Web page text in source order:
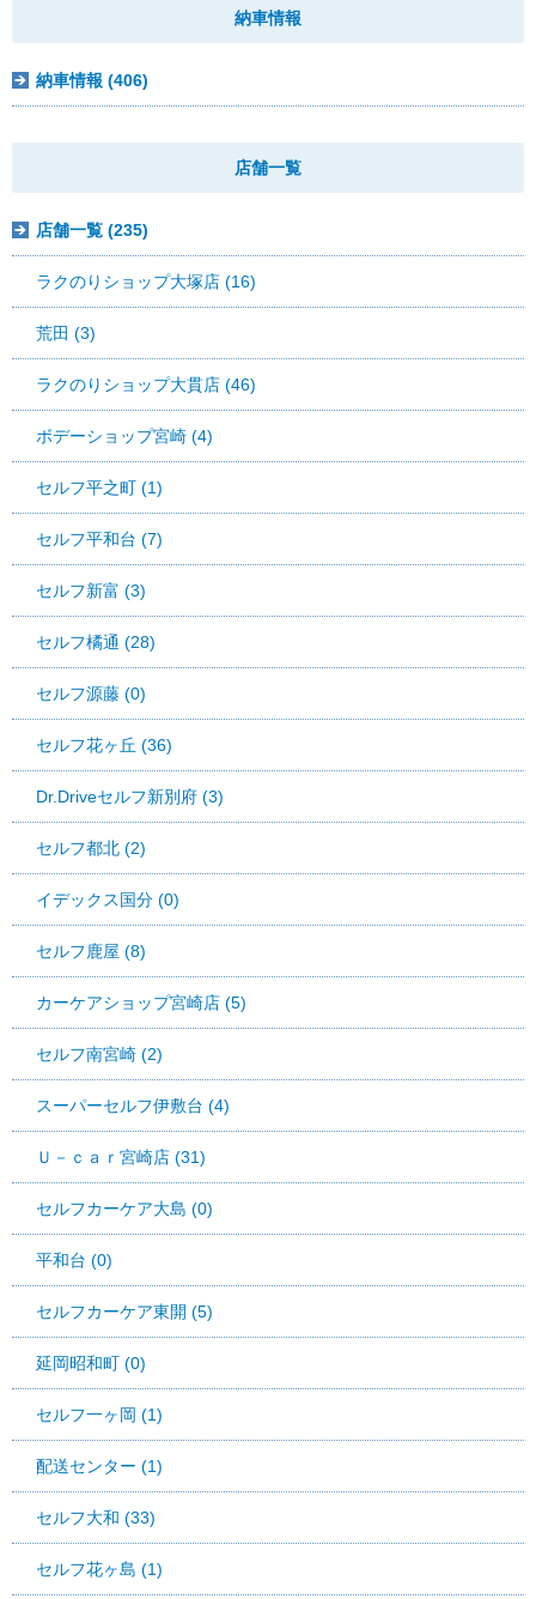
納車情報
納車情報 (406)
店舗一覧
店舗一覧 (235)
ラクのりショップ大塚店 (16)
荒田 (3)
ラクのりショップ大貫店 (46)
ボデーショップ宮崎 (4)
セルフ平之町 (1)
セルフ平和台 (7)
セルフ新富 (3)
セルフ橘通 (28)
セルフ源藤 (0)
セルフ花ヶ丘 (36)
Dr.Driveセルフ新別府 (3)
セルフ都北 (2)
イデックス国分 (0)
セルフ鹿屋 (8)
カーケアショップ宮崎店 (5)
セルフ南宮崎 (2)
スーパーセルフ伊敷台 (4)
Ｕ－ｃａｒ宮崎店 (31)
セルフカーケア大島 (0)
平和台 (0)
セルフカーケア東開 (5)
延岡昭和町 (0)
セルフ一ヶ岡 (1)
配送センター (1)
セルフ大和 (33)
セルフ花ヶ島 (1)